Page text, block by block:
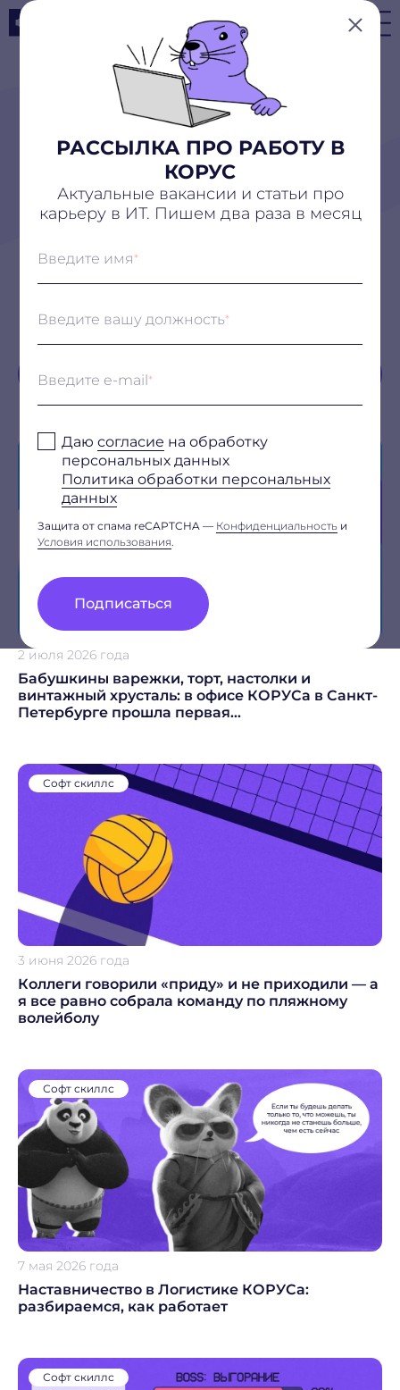
Отправить резюме
СТАТЬИ
ПРО РАЗВИТИЕ
СОФТ СКИЛЛС
Главная
Софт скиллс
Софт скиллс
2 июля 2026 года
Бабушкины варежки, торт, настолки и
винтажный хрусталь: в офисе КОРУСа в Санкт-
Петербурге прошла первая
Софт скиллс
3 июня 2026 года
Коллеги говорили «приду» и не приходили — а
я все равно собрала команду по пляжному
волейболу
Софт скиллс
7 мая 2026 года
Наставничество в Логистике КОРУСа:
разбираемся, как работает
Софт скиллс
РАССЫЛКА ПРО РАБОТУ В
КОРУС
Актуальные вакансии и статьи про
карьеру в ИТ. Пишем два раза в месяц
Введите имя*
Введите вашу должность*
Введите e-mail*
Даюсогласие на обработку
персональных данных
Политика обработки персональных
данных
Защита от спама reCAPTCHA — Конфиденциальность и
Условия использования.
Подписаться
Telegram
Телефон
Ссылка на резюме
или прикрепите файл(DOC, DOCX, PDF, не более 5 МБ)
Дополнительные сведения
Даю
на обработку персональных данных
Политика обработки персональных данных
Ясогласен на получение рекламно-информационных
рассылок
Oтправить
Благодарим за заявку!
После обработки заявки с вами свяжется наш
специалист.
Не волнуйтесь, если пропустите звонок, мы
обязательно
перезвоним еще раз!